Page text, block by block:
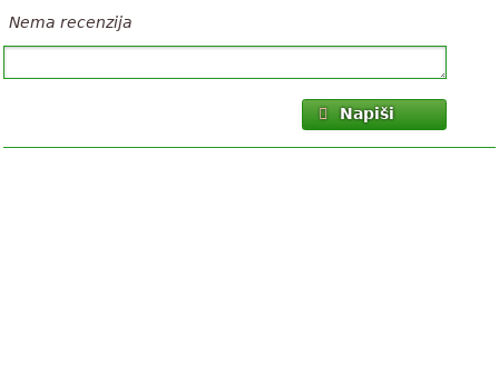
Nema recenzija
Napiši